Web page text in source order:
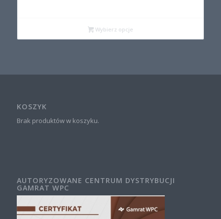
Wybierz opcje
KOSZYK
Brak produktów w koszyku.
AUTORYZOWANE CENTRUM DYSTRYBUCJI
GAMRAT WPC